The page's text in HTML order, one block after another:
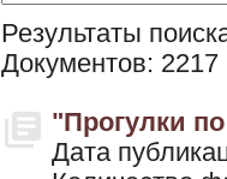
Результаты
Документов: 2217
"Прогулки
Дата